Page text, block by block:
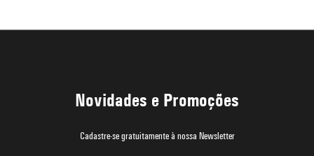
Novidades e Promoções
Cadastre-se gratuitamente à nossa Newsletter